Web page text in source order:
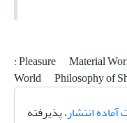
: Pleasure Material
World
Philosophy of
آماده انتشار، پذیرفته